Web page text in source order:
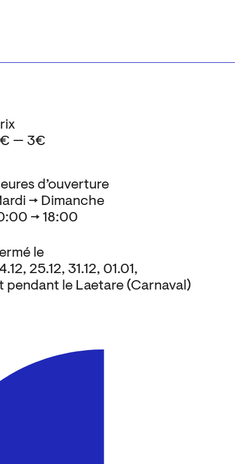
d’ouverture
→ Dimanche
→ 18:00
le
25.12, 31.12, 01.01,
pendant le Laetare (Carnaval)
— 3€